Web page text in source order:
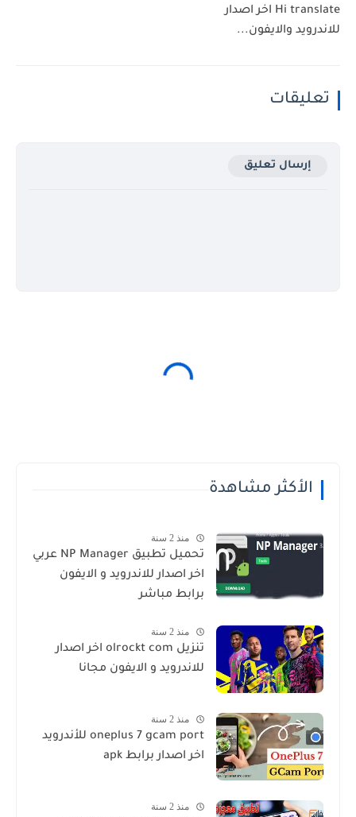
Hi translate اخر اصدار
للاندرويد والايفون...
تعليقات
إرسال تعليق
الأكثر مشاهدة
منذ 2 سنة
تحميل تطبيق NP Manager عربي
اخر اصدار للاندرويد و الايفون
برابط مباشر
منذ 2 سنة
تنزيل olrockt com اخر اصدار
للاندرويد و الايفون مجانا
منذ 2 سنة
oneplus 7 gcam port للأندرويد
اخر اصدار برابط apk
منذ 2 سنة